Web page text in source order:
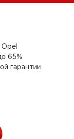
65%
гарантии